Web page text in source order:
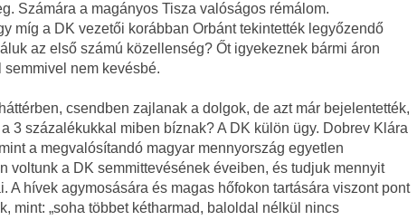
Számára a magányos Tisza valóságos rémálom.
míg a DK vezetői korábban Orbánt tekintették legyőzendő
az első számú közellenség? Őt igyekeznek bármi áron
nem kevésbé.
csendben zajlanak a dolgok, de azt már bejelentették,
3 százalékukkal miben bíznak? A DK külön ügy. Dobrev Klára
a megvalósítandó magyar mennyország egyetlen
voltunk a DK semmittevésének éveiben, és tudjuk mennyit
A hívek agymosására és magas hőfokon tartására viszont pont
mint: „soha többet kétharmad, baloldal nélkül nincs